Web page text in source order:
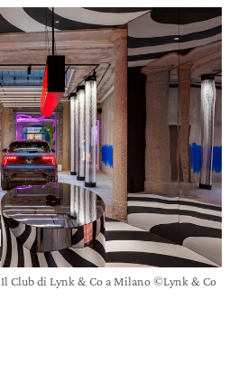
Il Club di Lynk & Co a Milano ©Lynk & Co